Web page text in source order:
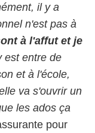
il y a
n'est pas à
à l'affut et je
est entre de
et à l'école,
va s'ouvrir un
les ados ça
pour